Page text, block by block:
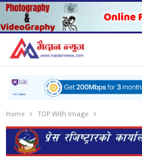
Home TOP With Image